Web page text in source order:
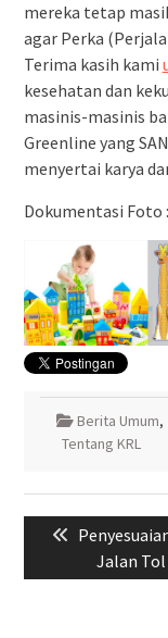
mereka tetap
agar Perka
Terima kasih kami
kesehatan dan
masinis-masinis
Greenline yang
menyertai karya
Dokumentasi Foto
Berita Umum,
Tentang KRL
pos
Previous
post:
Jalan Tol